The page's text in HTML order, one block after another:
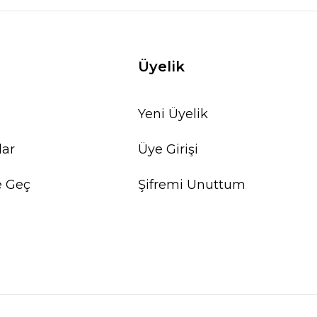
Geç
Üyelik
Yeni Üyelik
Üye Girişi
Şifremi Unuttum